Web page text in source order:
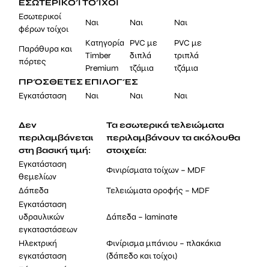
ΕΣΩΤΕΡΙΚΟΊ ΤΟΊΧΟΙ
Εσωτερικοί
φέρων τοίχοι
Ναι Ναι Ναι
Παράθυρα και
πόρτες
Κατηγορία
Timber
Premium
PVC με
διπλά
τζάμια
PVC με
τριπλά
τζάμια
ΠΡΌΣΘΕΤΕΣ ΕΠΙΛΟΓΈΣ
Εγκατάσταση
Ναι Ναι Ναι
Δεν
περιλαμβάνεται
στη βασική τιμή:
Τα εσωτερικά τελειώματα
περιλαμβάνουν τα ακόλουθα
στοιχεία:
Εγκατάσταση
θεμελίων
Φινιρίσματα τοίχων – MDF
Δάπεδα
Τελειώματα οροφής – MDF
Εγκατάσταση
υδραυλικών
εγκαταστάσεων
Δάπεδα – laminate
Ηλεκτρική
εγκατάσταση
Φινίρισμα μπάνιου – πλακάκια
(δάπεδο και τοίχοι)